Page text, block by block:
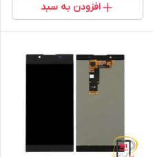
افزودن به سبد